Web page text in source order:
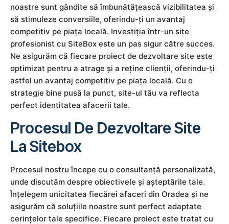
noastre sunt gândite să îmbunătățească vizibilitatea și
să stimuleze conversiile, oferindu-ți un avantaj
competitiv pe piața locală. Investiția într-un site
profesionist cu SiteBox este un pas sigur către succes.
Ne asigurăm că fiecare proiect de dezvoltare site este
optimizat pentru a atrage și a reține clienții, oferindu-ți
astfel un avantaj competitiv pe piața locală. Cu o
strategie bine pusă la punct, site-ul tău va reflecta
perfect identitatea afacerii tale.
Procesul De Dezvoltare Site
La Sitebox
Procesul nostru începe cu o consultanță personalizată,
unde discutăm despre obiectivele și așteptările tale.
Înțelegem unicitatea fiecărei afaceri din Oradea și ne
asigurăm că soluțiile noastre sunt perfect adaptate
cerințelor tale specifice. Fiecare proiect este tratat cu